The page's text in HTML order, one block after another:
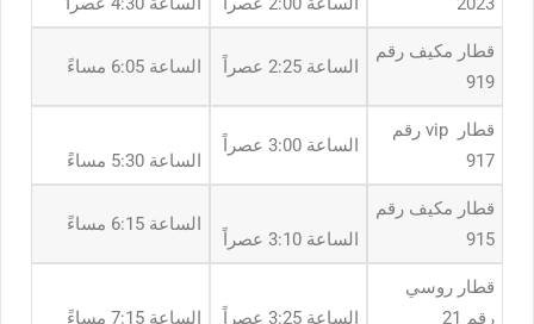
قطار مكيف رقم
919
الساعة 2:25 عصراً الساعة 6:05 مساءً
قطار vip رقم
917
الساعة 3:00 عصراً
الساعة 5:30 مساءً
قطار مكيف رقم
915
الساعة 3:10 عصراً
الساعة 6:15 مساءً
قطار روسي
رقم 21
الساعة 3:25 عصراً الساعة 7:15 مساءً